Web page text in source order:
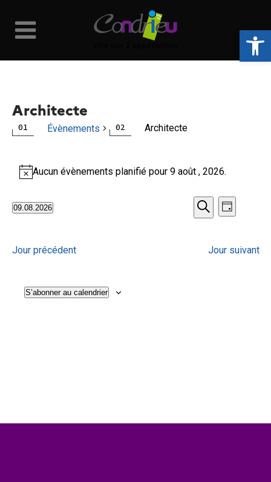
Ouvrir
Architecte
Évènements Architecte
Évènements
9
août
2026
Notice
Aucun évènements planifié pour 9 août , 2026.
et
Recherche
vues
Jour
09.08.2026
date.
Jour précédent Jour suivant
S’abonner au calendrier